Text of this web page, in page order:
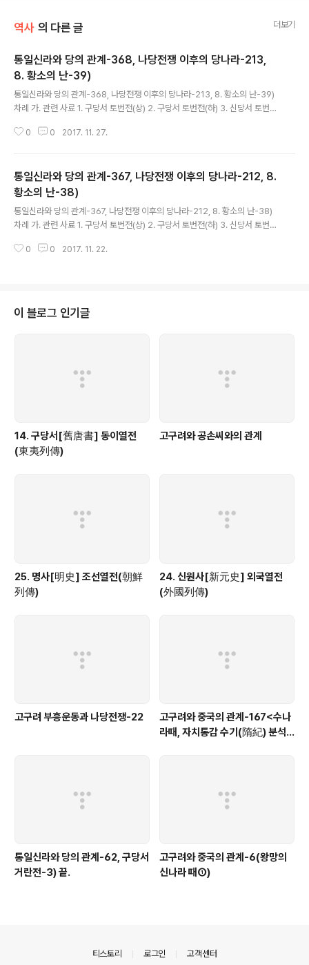
역사 의 다른 글 더보기
통일신라와 당의 관계-368, 나당전쟁 이후의 당나라-213,
8. 황소의 난-39)
통일신라와 당의 관계-368, 나당전쟁 이후의 당나라-213, 8. 황소의 난-39)
차례 가. 관련 사료 1. 구당서 토번전(상) 2. 구당서 토번전(하) 3. 신당서 토번전
구당서 거란전 9. 신당서 거란전 10. 구당서 발해전 11. 신당서..
0 0 2017. 11. 27.
통일신라와 당의 관계-367, 나당전쟁 이후의 당나라-212, 8.
황소의 난-38)
통일신라와 당의 관계-367, 나당전쟁 이후의 당나라-212, 8. 황소의 난-38)
차례 가. 관련 사료 1. 구당서 토번전(상) 2. 구당서 토번전(하) 3. 신당서 토번전
구당서 거란전 9. 신당서 거란전 10. 구당서 발해전 11. 신당서..
0 0 2017. 11. 22.
이 블로그 인기글
14. 구당서[舊唐書] 동이열전
(東夷列傳)
고구려와 공손씨와의 관계
25. 명사[明史] 조선열전(朝鮮
列傳)
24. 신원사[新元史] 외국열전
(外國列傳)
고구려 부흥운동과 나당전쟁-22
고구려와 중국의 관계-167<수나
라때, 자치통감 수기(隋紀) 분석-
통일신라와 당의 관계-62, 구당서
거란전-3) 끝.
고구려와 중국의 관계-6(왕망의
신나라 때①)
티스토리 로그인 고객센터